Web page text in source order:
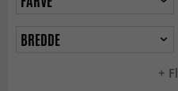
+
BREDDE